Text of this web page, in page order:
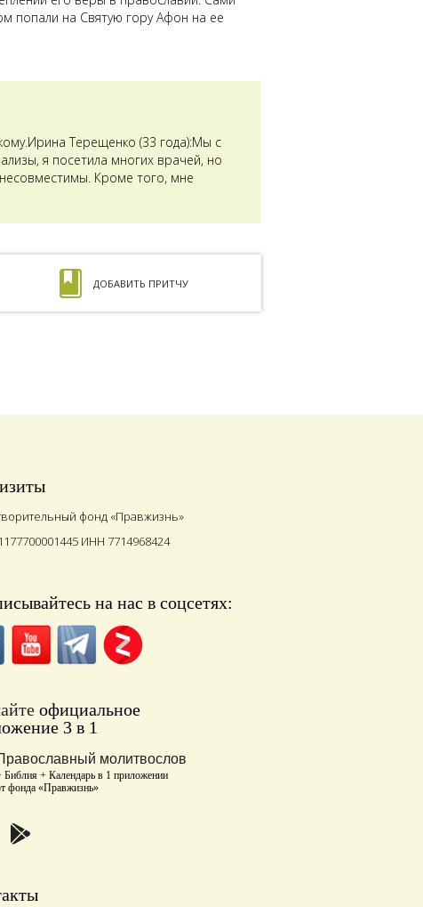
попали на Святую гору Афон на ее
Терещенко (33 года):Мы с
я посетила многих врачей, но
Кроме того, мне
ДОБАВИТЬ ПРИТЧУ
фонд «Правжизнь»
ИНН 7714968424
на нас в соцсетях:
официальное
3 в 1
молитвослов
Библия + Календарь в 1 приложении
фонда «Правжизнь»